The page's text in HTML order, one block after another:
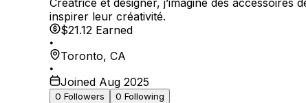
Créatrice et designer, j’imagine des
inspirer leur créativité.
$21.12 Earned
•
Toronto, CA
•
Joined Aug 2025
0 Followers 0 Following